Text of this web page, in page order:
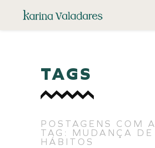
TAGS
POSTAGENS COM A
TAG: MUDANÇA DE
HÁBITOS